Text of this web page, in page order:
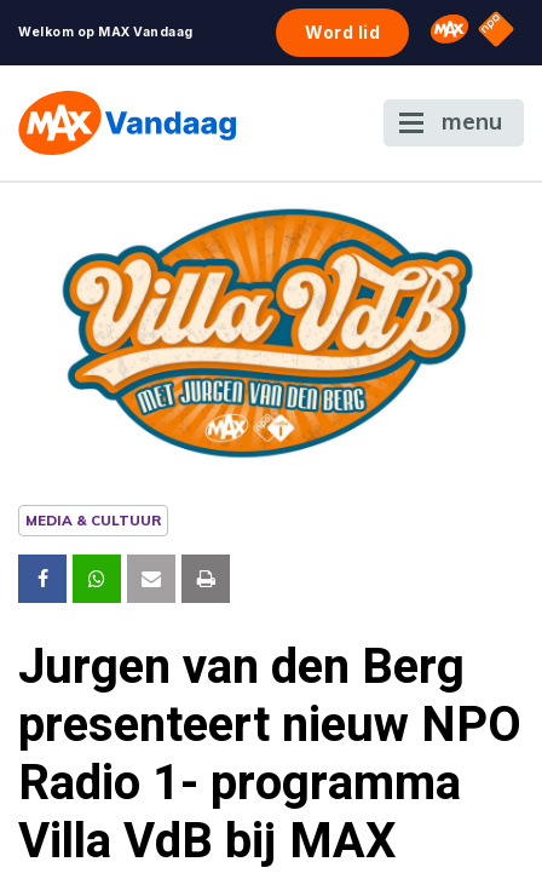
Welkom op MAX Vandaag Word lid Omroep
NPO
menu
MEDIA & CULTUUR
Jurgen van den Berg
presenteert nieuw NPO
Radio 1- programma
Villa VdB bij MAX